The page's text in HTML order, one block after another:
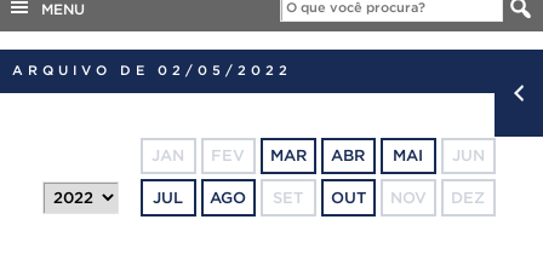
Legislação
Canais
COBALTO
CONCURSOS
OUVIDORIA
MENU
ARQUIVO DE 02/05/2022
JAN FEV MAR ABR MAI JUN
JUL AGO SET OUT NOV DEZ